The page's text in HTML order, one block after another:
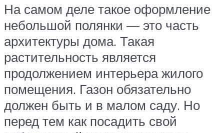
На самом деле такое оформление
небольшой полянки — это часть
архитектуры дома. Такая
растительность является
продолжением интерьера жилого
помещения. Газон обязательно
должен быть и в малом саду. Но
перед тем как посадить свой